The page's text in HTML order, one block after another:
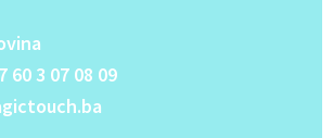
60 3 07 08 09